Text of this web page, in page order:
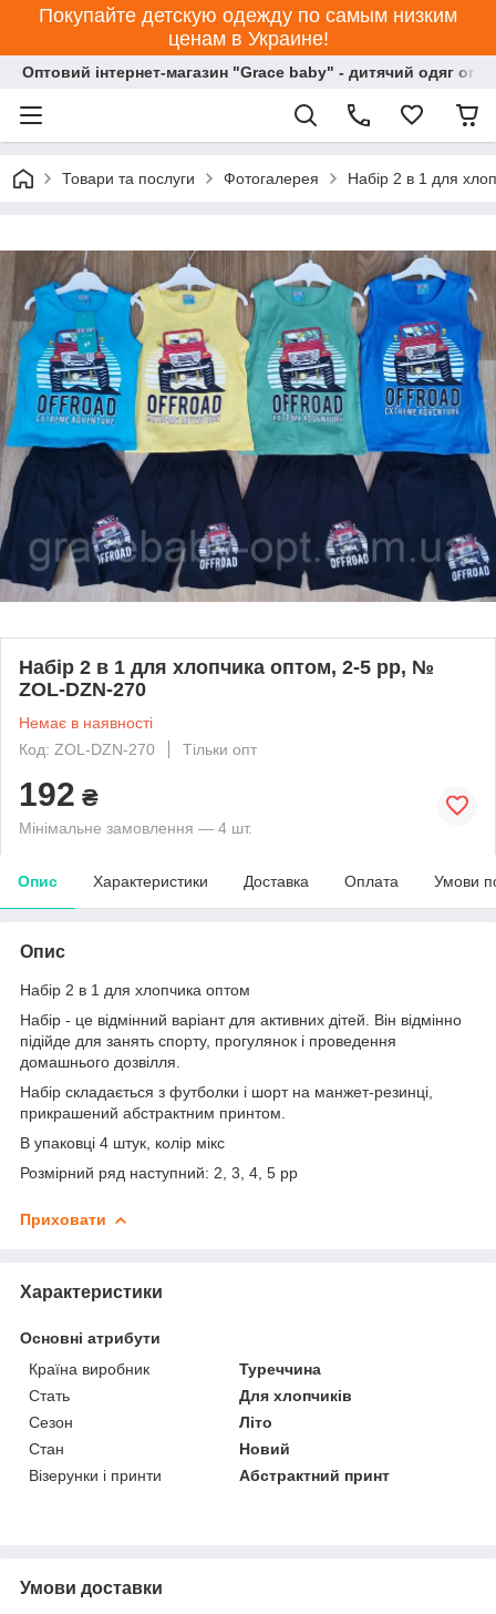
Покупайте детскую одежду по самым низким
ценам в Украине!
Оптовий інтернет-магазин "Grace baby" - дитячий одяг
Товари та послуги Фотогалерея Набір 2 в 1 для
Набір 2 в 1 для хлопчика оптом, 2-5 рр, №
ZOL-DZN-270
Немає в наявності
Код: ZOL-DZN-270
Тільки опт
192 ₴
Мінімальне замовлення — 4 шт.
Опис Характеристики Доставка Оплата Умови
Опис
Набір 2 в 1 для хлопчика оптом
Набір - це відмінний варіант для активних дітей. Він відмінно
підійде для занять спорту, прогулянок і проведення
домашнього дозвілля.
Набір складається з футболки і шорт на манжет-резинці,
прикрашений абстрактним принтом.
В упаковці 4 штук, колір мікс
Розмірний ряд наступний: 2, 3, 4, 5 рр
Приховати
Характеристики
Основні атрибути
Країна виробник
Туреччина
Стать
Для хлопчиків
Сезон
Літо
Стан
Новий
Візерунки і принти
Абстрактний принт
Умови доставки